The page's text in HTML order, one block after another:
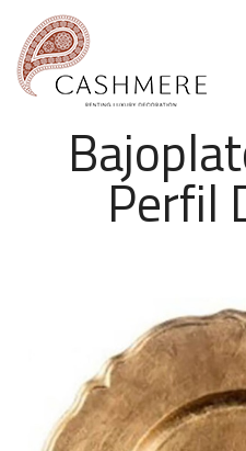
Perfil